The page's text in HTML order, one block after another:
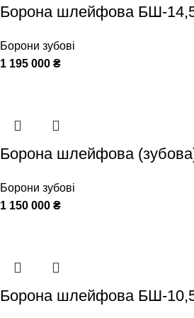
Борона шлейфова БШ-
Борони зубові
1 195 000 ₴
Борона шлейфова
Борони зубові
1 150 000 ₴
Борона шлейфова БШ-